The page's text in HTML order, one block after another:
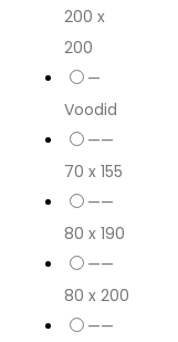
200 x
200
—
Voodid
——
70 x 155
——
80 x 190
——
80 x 200
——